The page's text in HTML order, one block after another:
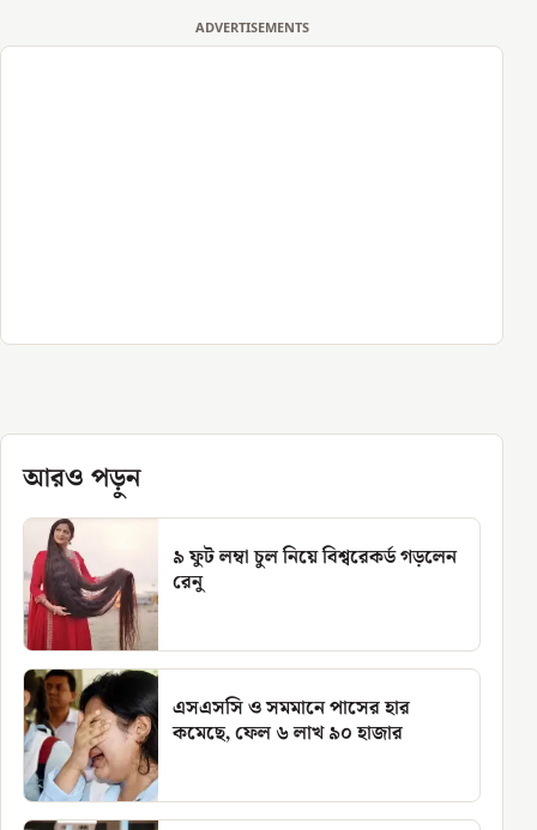
ADVERTISEMENTS
আরও পড়ুন
৯ ফুট লম্বা চুল নিয়ে বিশ্বরেকর্ড গড়লেন
রেনু
এসএসসি ও সমমানে পাসের হার
কমেছে, ফেল ৬ লাখ ৯০ হাজার